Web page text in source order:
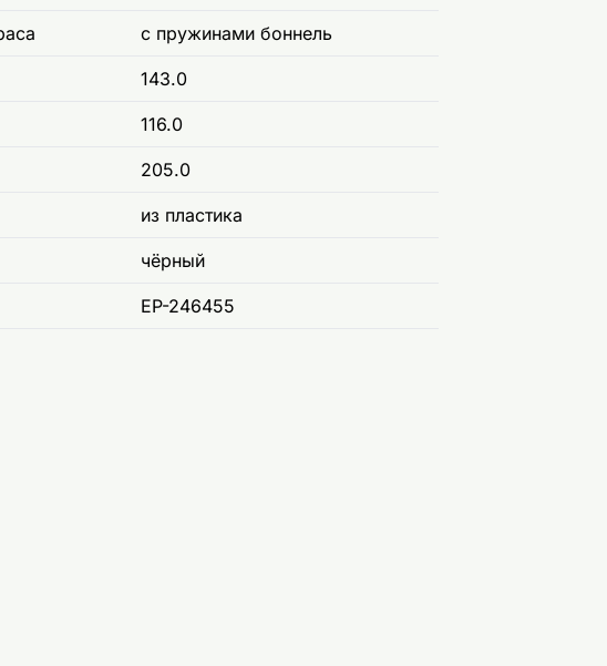
с пружинами боннель
143.0
116.0
205.0
из пластика
чёрный
EP-246455